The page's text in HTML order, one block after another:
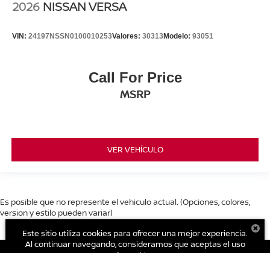
2026 NISSAN VERSA
VIN: 24197NSSN0100010253Valores: 30313Modelo: 93051
Call For Price
MSRP
VER VEHÍCULO
Es posible que no represente el vehiculo actual. (Opciones, colores,
version y estilo pueden variar)
Este sitio utiliza cookies para ofrecer una mejor experiencia.
Al continuar navegando, consideramos que aceptas el uso